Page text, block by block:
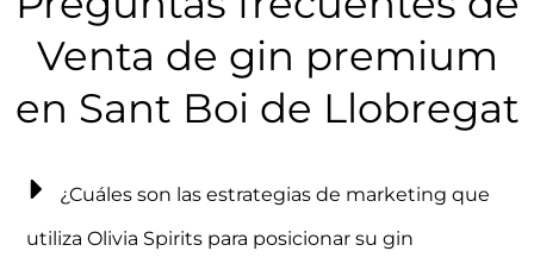
Venta de gin premium
en Sant Boi de Llobregat
¿Cuáles son las estrategias de marketing que
utiliza Olivia Spirits para posicionar su gin